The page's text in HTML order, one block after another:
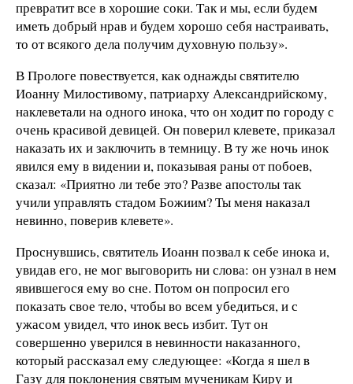
превратит все в хорошие соки. Так и мы, если будем
иметь добрый нрав и будем хорошо себя настраивать,
то от всякого дела получим духовную пользу».
В Прологе повествуется, как однажды святителю
Иоанну Милостивому, патриарху Александрийскому,
наклеветали на одного инока, что он ходит по городу с
очень красивой девицей. Он поверил клевете, приказал
наказать их и заключить в темницу. В ту же ночь инок
явился ему в видении и, показывая раны от побоев,
сказал: «Приятно ли тебе это? Разве апостолы так
учили управлять стадом Божиим? Ты меня наказал
невинно, поверив клевете».
Проснувшись, святитель Иоанн позвал к себе инока и,
увидав его, не мог выговорить ни слова: он узнал в нем
явившегося ему во сне. Потом он попросил его
показать свое тело, чтобы во всем убедиться, и с
ужасом увидел, что инок весь избит. Тут он
совершенно уверился в невинности наказанного,
который рассказал ему следующее: «Когда я шел в
Газу для поклонения святым мученикам Киру и